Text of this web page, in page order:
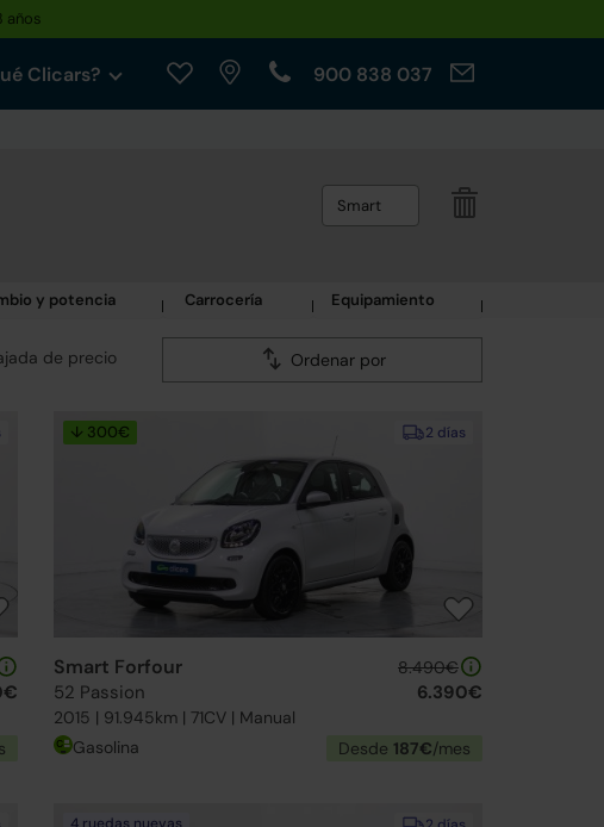
años
Clicars? 900 838 037
Smart
y potencia Carrocería Equipamiento
de precio Ordenar por
2 días
↓ 300€
Smart Forfour
52 Passion
2015 | 91.945km | 71CV | Manual
8.490€
6.390€
Gasolina Desde 187€/mes